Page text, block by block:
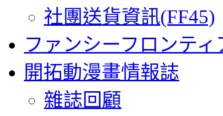
社團送貨資訊(FF45)
ファンシーフロンティ
開拓動漫畫情報誌
雜誌回顧